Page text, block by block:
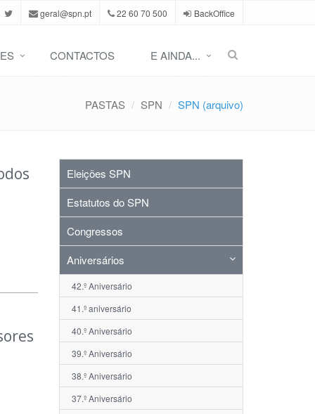
geral@spn.pt 22 60 70 500 BackOffice
CONTACTOS E AINDA...
PASTAS SPN SPN (arquivo)
Eleições SPN
Estatutos do SPN
Congressos
Aniversários
42.º Aniversário
41.º aniversário
40.º Aniversário
39.º Aniversário
38.º Aniversário
37.º Aniversário